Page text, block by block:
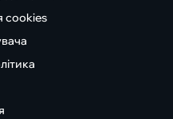
cookies